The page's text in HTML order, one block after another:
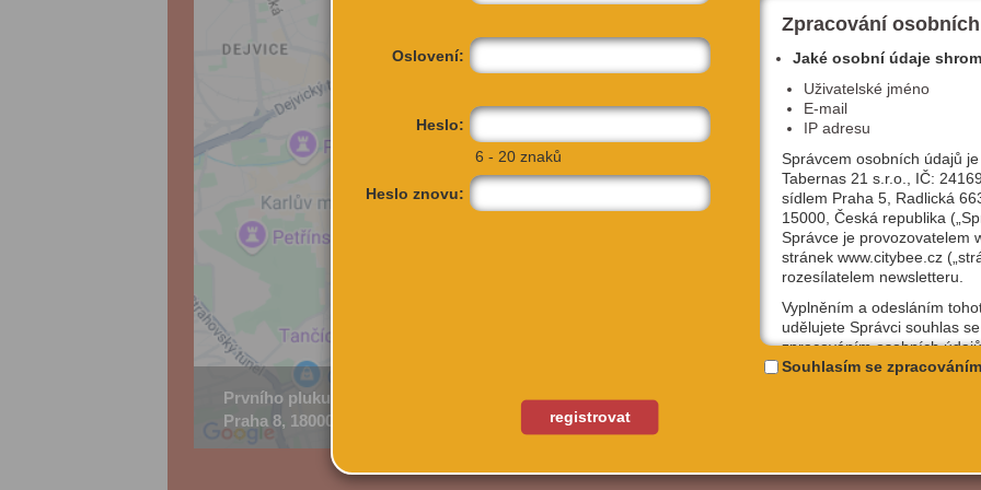
Prvního pluku 144/14
Praha 8, 18000
Oslovení:
Heslo:
6 - 20 znaků
Heslo znovu:
registrovat
Zpracování
Jaké osobní údaje
Uživatelské jméno
E-mail
IP adresu
Správcem osobních údajů
Tabernas 21 s.r.o., IČ:
sídlem Praha 5, Radlická
15000, Česká republika
Správce je provozovatelem
stránek www.citybee.cz
rozesílatelem newsletteru.
Vyplněním a odesláním
udělujete Správci souhlas se
zpracováním osobních
uživatelské jméno, email, IP
na webu www.citybee.cz.
Souhlasím se